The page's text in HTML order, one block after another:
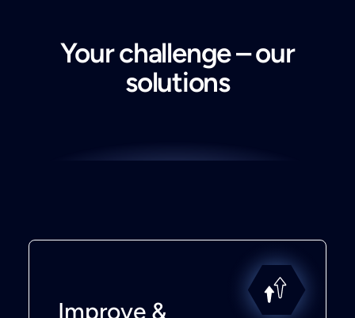
Your challenge – our
solutions
Improve &